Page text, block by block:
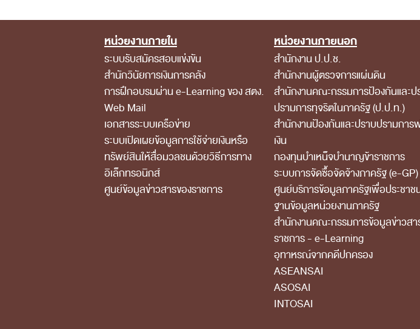
Footer Menu
หน่วยงานภายใน
ระบบรับสมัครสอบแข่งขัน
สำนักวินัยการเงินการคลัง
การฝึกอบรมผ่าน e-Learning ของ สตง.
Web Mail
เอกสารระบบเครือข่าย
ระบบเปิดเผยข้อมูลการใช้จ่ายเงินหรือ
ทรัพย์สินให้สื่อมวลชนด้วยวิธีการทาง
อิเล็กทรอนิกส์
ศูนย์ข้อมูลข่าวสารของราชการ
หน่วยงานภายนอก
สำนักงาน ป.ป.ช.
สำนักงานผู้ตรวจการแผ่นดิน
สำนักงานคณะกรรมการป้องกันและป
ปรามการทุจริตในภาครัฐ (ป.ป.ท.)
สำนักงานป้องกันและปราบปรามกา
เงิน
กองทุนบำเหน็จบำนาญข้าราชการ
ระบบการจัดซื้อจัดจ้างภาครัฐ (e-GP)
ศูนย์บริการข้อมูลภาครัฐเพื่อประชาช
ฐานข้อมูลหน่วยงานภาครัฐ
สํานักงานคณะกรรมการข้อมูลข่าวสา
ราชการ - e-Learning
อุทาหรณ์จากคดีปกครอง
ASEANSAI
ASOSAI
INTOSAI